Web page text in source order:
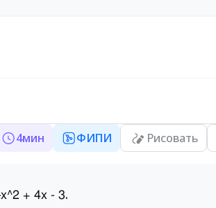
4мин ФИПИ Рисовать
+ 4x - 3.